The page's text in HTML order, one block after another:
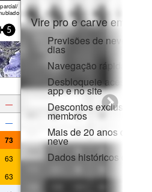
parcial/
5
—
—
73
63
63
Vire pro e carve em:
Previsões de neve
dias
Navegação rápida sem
Desbloqueie acesso
app e no site
Descontos exclusivos
membros
Mais de 20 anos de
neve
Dados históricos de